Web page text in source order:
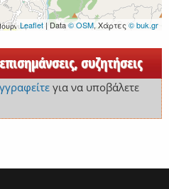
Leaflet | Data© OSM, Χάρτες© buk.gr
συζητήσεις
για να υποβάλετε